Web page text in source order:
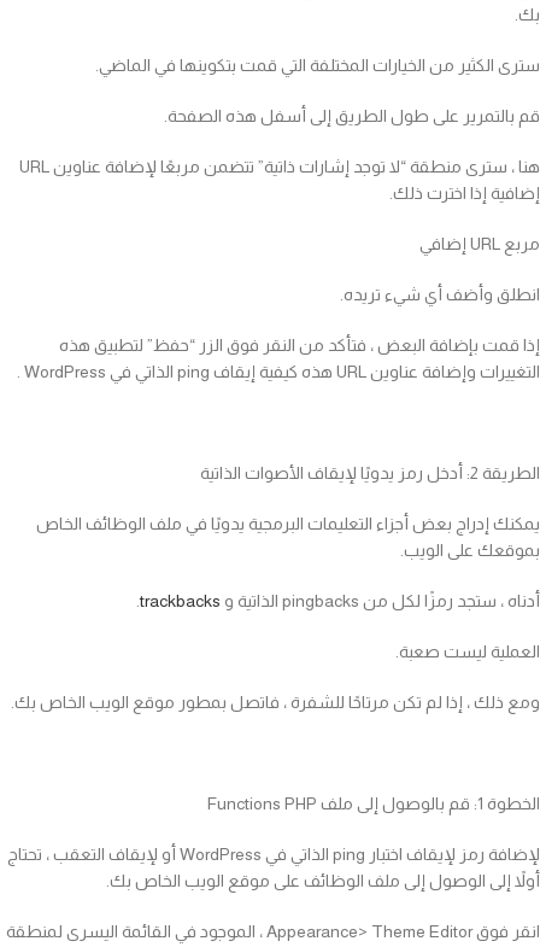
بك.
سترى الكثير من الخيارات المختلفة التي قمت بتكوينها في الماضي.
قم بالتمرير على طول الطريق إلى أسفل هذه الصفحة.
هنا ، سترى منطقة “لا توجد إشارات ذاتية” تتضمن مربعًا لإضافة عناوين URL
إضافية إذا اخترت ذلك.
مربع URL إضافي
انطلق وأضف أي شيء تريده.
إذا قمت بإضافة البعض ، فتأكد من النقر فوق الزر “حفظ” لتطبيق هذه
التغييرات وإضافة عناوين URL هذه كيفية إيقاف ping الذاتي في WordPress .
الطريقة 2: أدخل رمز يدويًا لإيقاف الأصوات الذاتية
يمكنك إدراج بعض أجزاء التعليمات البرمجية يدويًا في ملف الوظائف الخاص
بموقعك على الويب.
أدناه ، ستجد رمزًا لكل من pingbacks الذاتية و trackbacks
.
العملية ليست صعبة.
ومع ذلك ، إذا لم تكن مرتاحًا للشفرة ، فاتصل بمطور موقع الويب الخاص بك.
الخطوة 1: قم بالوصول إلى ملف Functions PHP
لإضافة رمز لإيقاف اختبار ping الذاتي في WordPress أو لإيقاف التعقب ، تحتاج
أولاً إلى الوصول إلى ملف الوظائف على موقع الويب الخاص بك.
انقر فوق Appearance> Theme Editor ، الموجود في القائمة اليسرى لمنطقة